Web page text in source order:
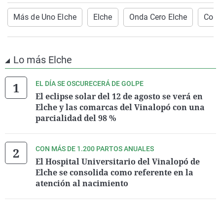
Más de Uno Elche Elche Onda Cero Elche
Lo más Elche
EL DÍA SE OSCURECERÁ DE GOLPE
El eclipse solar del 12 de agosto se verá en
Elche y las comarcas del Vinalopó con una
parcialidad del 98 %
CON MÁS DE 1.200 PARTOS ANUALES
El Hospital Universitario del Vinalopó de
Elche se consolida como referente en la
atención al nacimiento